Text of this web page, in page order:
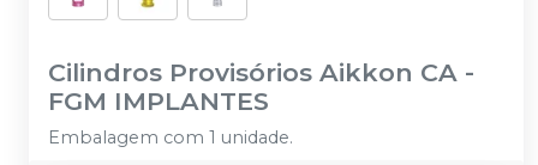
Cilindros Provisórios Aikkon CA -
FGM IMPLANTES
Embalagem com 1 unidade.